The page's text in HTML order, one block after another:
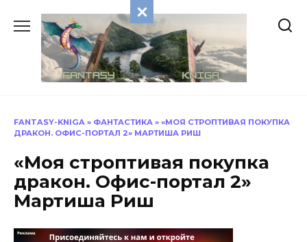
содержанию
FANTASY-KNIGA » ФАНТАСТИКА » «МОЯ СТРОПТИВАЯ ПОКУПКА
ДРАКОН. ОФИС-ПОРТАЛ 2» МАРТИША РИШ
«Моя строптивая покупка
дракон. Офис-портал 2»
Мартиша Риш